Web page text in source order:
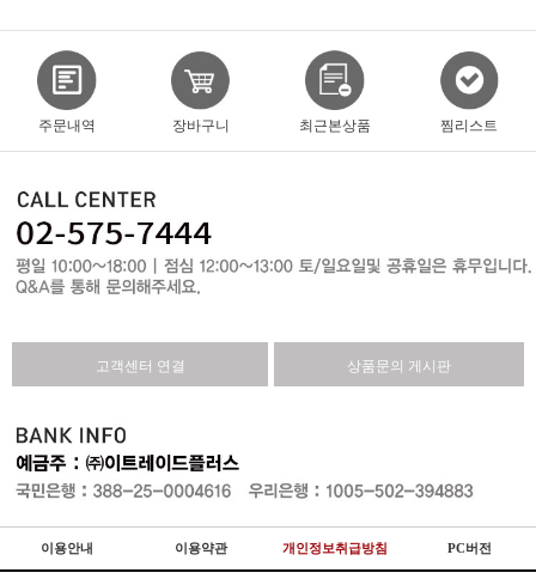
주문내역 장바구니 최근본상품 찜리스트
고객센터 연결 상품문의 게시판
이용안내 이용약관 개인정보취급방침 PC버전